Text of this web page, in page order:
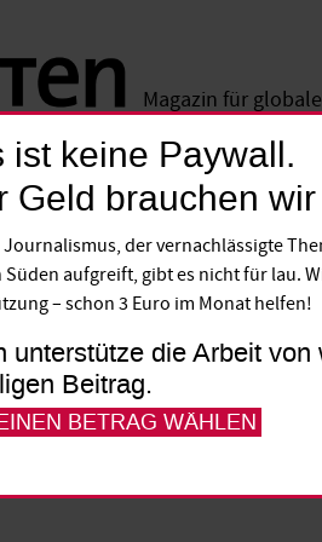
Magazin für
Seen
Demokratischen
darf nicht länger
die Rebellengruppe
ist keine Paywall.
Geld brauchen
Journalismus, der vernachlässigte
Süden aufgreift, gibt es nicht für lau.
– schon 3 Euro im Monat helfen!
unterstütze die Arbeit
Beitrag.
BETRAG WÄHLEN